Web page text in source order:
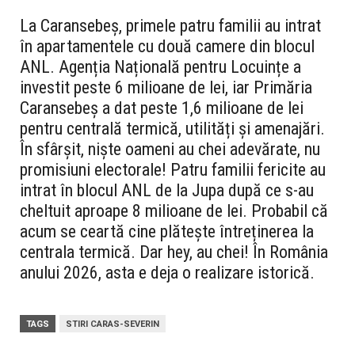
La Caransebeș, primele patru familii au intrat
în apartamentele cu două camere din blocul
ANL. Agenția Națională pentru Locuințe a
investit peste 6 milioane de lei, iar Primăria
Caransebeș a dat peste 1,6 milioane de lei
pentru centrală termică, utilități și amenajări.
În sfârșit, niște oameni au chei adevărate, nu
promisiuni electorale! Patru familii fericite au
intrat în blocul ANL de la Jupa după ce s-au
cheltuit aproape 8 milioane de lei. Probabil că
acum se ceartă cine plătește întreținerea la
centrala termică. Dar hey, au chei! În România
anului 2026, asta e deja o realizare istorică.
TAGS STIRI CARAS-SEVERIN